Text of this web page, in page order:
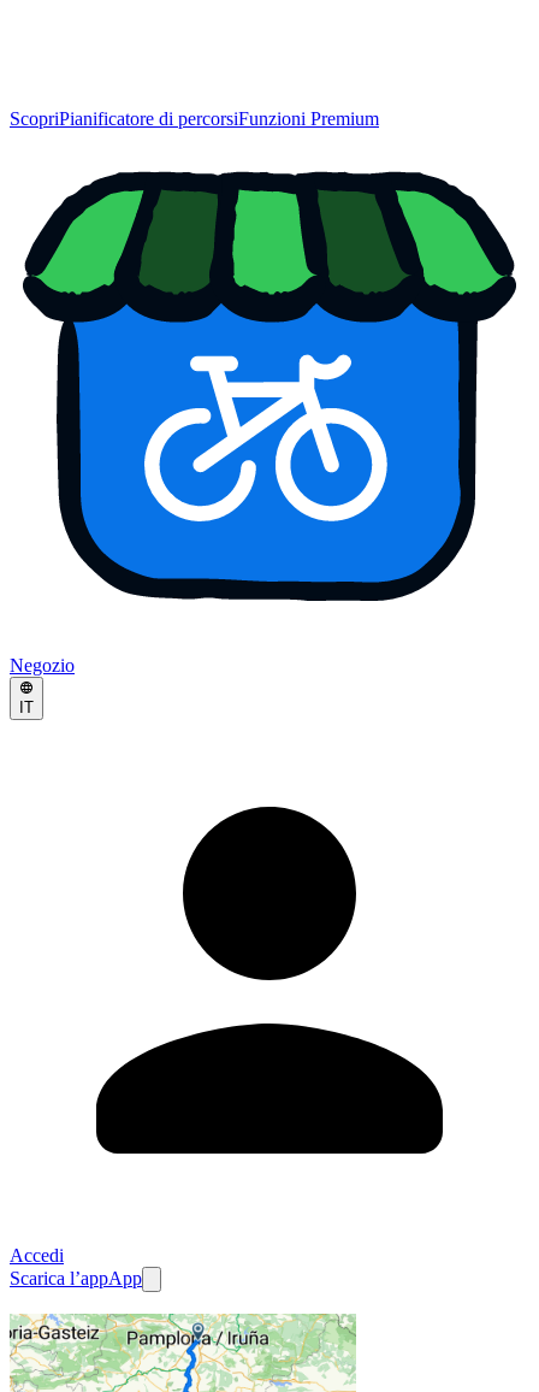
ScopriPianificatore di percorsiFunzioni Premium
Negozio
IT
Accedi
Scarica l’appApp